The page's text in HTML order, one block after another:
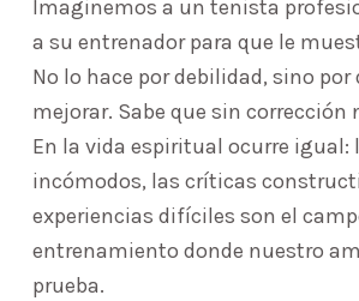
Imaginemos a un tenista
a su entrenador para que le
No lo hace por debilidad, sino por
mejorar. Sabe que sin corrección
En la vida espiritual ocurre
incómodos, las críticas
experiencias difíciles son el
entrenamiento donde nuestro
prueba.